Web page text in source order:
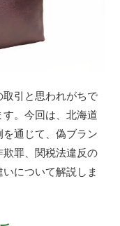
引と思われがちで
。今回は、北海道
通じて、偽ブラン
欺罪、関税法違反の
について解説しま